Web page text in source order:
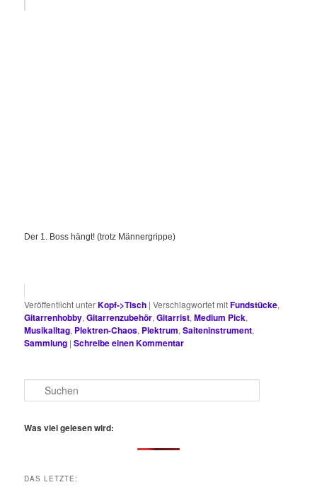
Der 1. Boss hängt! (trotz Männergrippe)
Veröffentlicht unterKopf->Tisch |Verschlagwortet mitFundstücke,
Gitarrenhobby,Gitarrenzubehör,Gitarrist,Medium Pick,
Musikalltag, Plektren-Chaos, Plektrum,Saiteninstrument,
Sammlung |Schreibe einen Kommentar
u
h
Was viel gelesen wird:
DAS LETZTE: